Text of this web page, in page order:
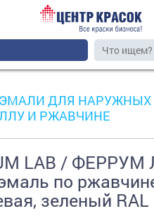
ДЛЯ НАРУЖНЫХ
И РЖАВЧИНЕ
LAB / ФЕРРУМ
по
зеленый RAL